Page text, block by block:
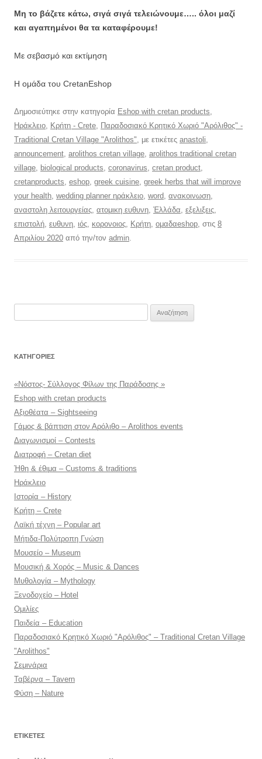
Μη το βάζετε κάτω, σιγά σιγά τελειώνουμε….. όλοι μαζί
και αγαπημένοι θα τα καταφέρουμε!
Με σεβασμό και εκτίμηση
Η ομάδα του CretanEshop
Δημοσιεύτηκε στην κατηγορία Eshop with cretan products
Ηράκλειο
Κρήτη - Crete
Παραδοσιακό Κρητικό Χωριό "Αρόλιθος" -
Traditional Cretan Village "Arolithos" , με ετικέτες anastoli
announcement arolithos cretan village arolithos traditional cretan
village
biological products coronavirus cretan product
cretanproducts eshop greek cuisine greek herbs that will improve
your health wedding planner ηράκλειο word ανακοινωση
αναστολη λειτουργείας ατομικη ευθυνη Έλλάδα εξελιξεις
επιστολή ευθυνη ιός κορονοιος Κρήτη ομαδαeshop , στις 8
Απριλίου 2020 από την/τον admin
KΑΤΗΓΟΡΊΕΣ
«Νόστος- Σύλλογος Φίλων της Παράδοσης »
Eshop with cretan products
Αξιοθέατα – Sightseeing
Γάμος & βάπτιση στον Αρόλιθο – Arolithos events
Διαγωνισμοί – Contests
Διατροφή – Cretan diet
Ήθη & έθιμα – Customs & traditions
Ηράκλειο
Ιστορία – History
Κρήτη – Crete
Λαϊκή τέχνη – Popular art
Μήτιδα-Πολύτροπη Γνώση
Μουσείο – Museum
Μουσική & Χορός – Music & Dances
Μυθολογία – Mythology
Ξενοδοχείο – Hotel
Ομιλίες
Παιδεία – Education
Παραδοσιακό Κρητικό Χωριό "Αρόλιθος" – Traditional Cretan Village
"Arolithos"
Σεμινάρια
Ταβέρνα – Tavern
Φύση – Nature
ΕΤΙΚΈΤΕΣ